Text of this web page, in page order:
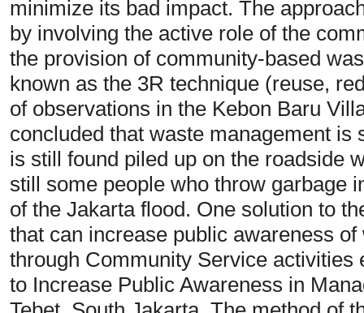
minimize its bad impact. The
by involving the active role of the
the provision of community-based
known as the 3R technique (reuse,
of observations in the Kebon Baru
concluded that waste management
is still found piled up on the roadside
still some people who throw garbage
of the Jakarta flood. One solution to
that can increase public awareness
through Community Service
to Increase Public Awareness in